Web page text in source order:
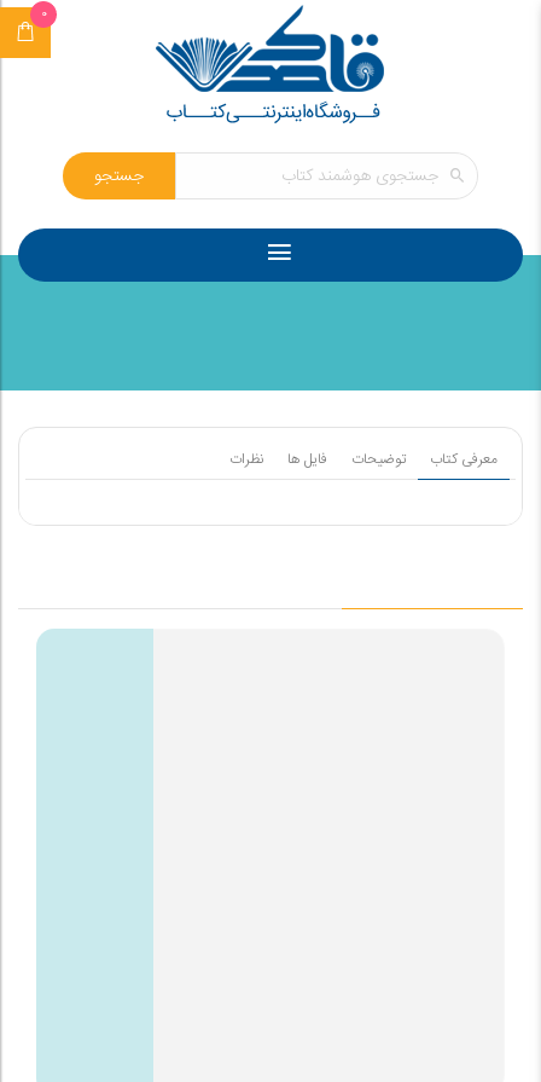
0
جستجو
معرفی کتاب توضیحات فایل ها نظرات